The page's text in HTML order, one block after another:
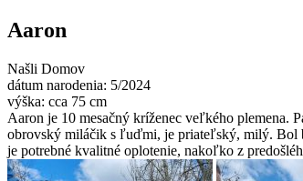
Aaron
Našli Domov
dátum narodenia: 5/2024
výška: cca 75 cm
Aaron je 10 mesačný kríženec veľkého plemena.
obrovský miláčik s ľuďmi, je priateľský, milý. Bol
je potrebné kvalitné oplotenie, nakoľko z